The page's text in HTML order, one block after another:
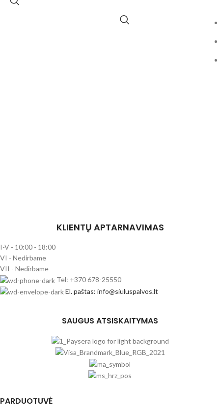
KLIENTŲ APTARNAVIMAS
I-V - 10:00 - 18:00
VI - Nedirbame
VII - Nedirbame
Tel: +370 678-25550
El. paštas: info@siuluspalvos.lt
SAUGUS ATSISKAITYMAS
PARDUOTUVĖ